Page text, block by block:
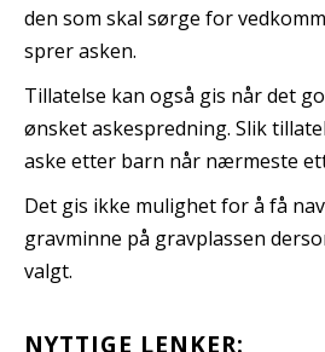
den som skal sørge for
sprer asken.
Tillatelse kan også gis når det
ønsket askespredning. Slik
aske etter barn når nærmeste
Det gis ikke mulighet for å få
gravminne på gravplassen
valgt.
NYTTIGE LENKER: